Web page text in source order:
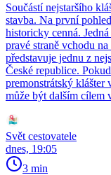
Součástí nejstaršího
stavba. Na první
historicky cenná.
pravé straně vchodu
představuje jednu z
České republice.
premonstrátský
může být dalším cílem
Svět cestovatele
dnes, 19:05
3 min